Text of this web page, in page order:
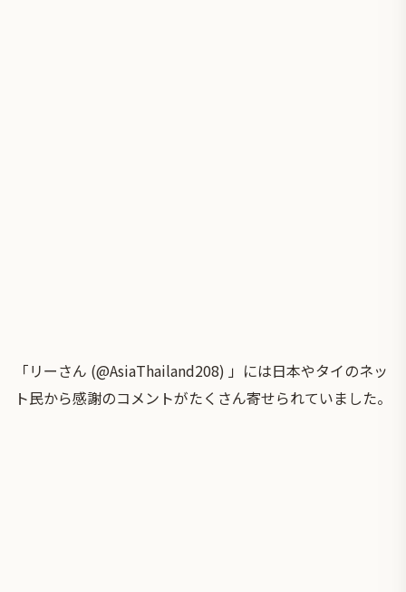
「リーさん (@AsiaThailand208) 」には日本やタイのネッ
ト民から感謝のコメントがたくさん寄せられていました。